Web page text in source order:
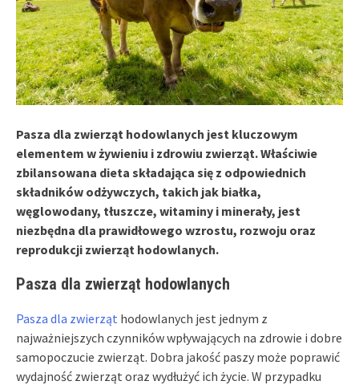
Pasza dla zwierząt hodowlanych jest kluczowym
elementem w żywieniu i zdrowiu zwierząt. Właściwie
zbilansowana dieta składająca się z odpowiednich
składników odżywczych, takich jak białka,
węglowodany, tłuszcze, witaminy i minerały, jest
niezbędna dla prawidłowego wzrostu, rozwoju oraz
reprodukcji zwierząt hodowlanych.
Pasza dla zwierząt hodowlanych
Pasza dla zwierząt hodowlanych jest jednym z
najważniejszych czynników wpływających na zdrowie i dobre
samopoczucie zwierząt. Dobra jakość paszy może poprawić
wydajność zwierząt oraz wydłużyć ich życie. W przypadku